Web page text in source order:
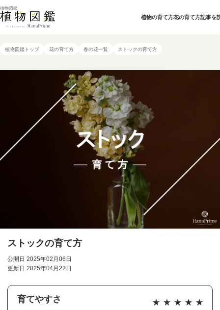
植物図鑑
植物の育て方花の育て方記事を
植物図鑑トップ 花の育て方 春の花一覧 ストックの育て方
ストックの育て方
公開日 2025年02月06日
更新日 2025年04月22日
育てやすさ